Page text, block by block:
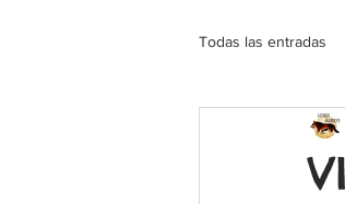
Todas las entradas